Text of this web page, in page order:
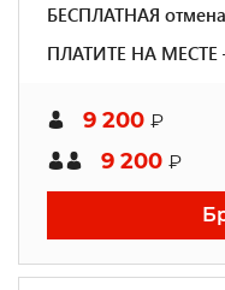
БЕСПЛАТНАЯ
ПЛАТИТЕ НА МЕСТЕ
9 200 ₽
9 200 ₽